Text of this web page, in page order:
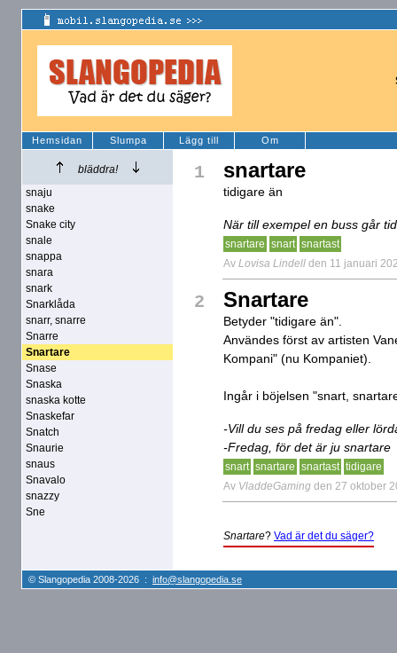
Hemsidan Slumpa Lägg till Om
bläddra!
snaju
snake
Snake city
snale
snappa
snara
snark
Snarklåda
snarr, snarre
Snarre
Snartare
Snase
Snaska
snaska kotte
Snaskefar
Snatch
Snaurie
snaus
Snavalo
snazzy
Sne
1 snartare
tidigare än
När till exempel en buss går
snartare snart snartast
Av Lovisa Lindell den 11 januari
2 Snartare
Betyder "tidigare än".
Användes först av artisten
Kompani" (nu Kompaniet).
Ingår i böjelsen "snart,
-Vill du ses på fredag eller
-Fredag, för det är ju snartare
snart snartare snartast tidigare
Av VladdeGaming den 27 oktober
Snartare? Vad är det du säger?
© Slangopedia 2008-2026 : info@slangopedia.se